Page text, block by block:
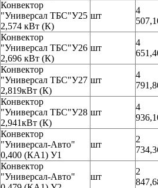
Конвектор
"Универсал ТБС"У25
2,574 кВт (К)
шт
4
Конвектор
"Универсал ТБС"У26
2,696 кВт (К)
шт
4
Конвектор
"Универсал ТБС"У27
2,819кВт (К)
шт
4
Конвектор
"Универсал ТБС"У28
2,941кВт (К)
шт
4
Конвектор
"Универсал-Авто"
0,400 (КА1) У1
шт
2
Конвектор
"Универсал-Авто"
шт
2